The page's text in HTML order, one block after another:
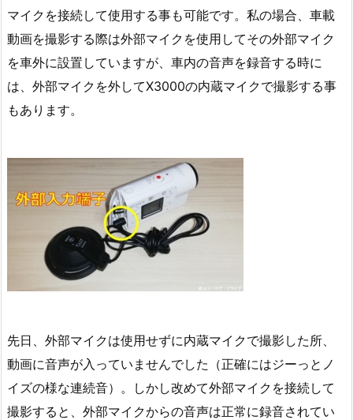
マイクを接続して使用する事も可能です。私の場合、車載
動画を撮影する際は外部マイクを使用してその外部マイク
を車外に設置していますが、車内の音声を録音する時に
は、外部マイクを外してX3000の内蔵マイクで撮影する事
もあります。
先日、外部マイクは使用せずに内蔵マイクで撮影した所、
動画に音声が入っていませんでした（正確にはジーっとノ
イズの様な連続音）。しかし改めて外部マイクを接続して
撮影すると、外部マイクからの音声は正常に録音されてい